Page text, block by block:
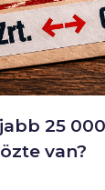
25
van?